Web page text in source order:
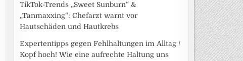
TikTok-Trends „Sweet Sunburn“ &
„Tanmaxxing“: Chefarzt warnt vor
Hautschäden und Hautkrebs
Expertentipps gegen Fehlhaltungen im Alltag /
Kopf hoch! Wie eine aufrechte Haltung uns